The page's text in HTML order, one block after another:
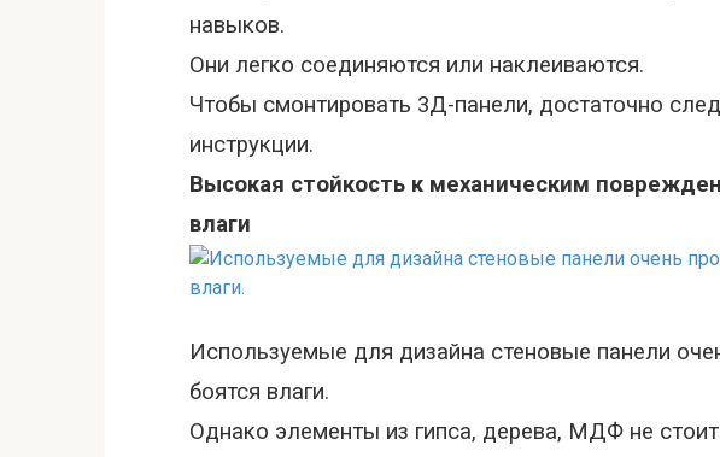
навыков.
Они легко соединяются или наклеиваются.
Чтобы смонтировать 3Д-панели, достаточно
инструкции.
Высокая стойкость к механическим
влаги
Используемые для дизайна стеновые панели
боятся влаги.
Однако элементы из гипса, дерева, МДФ не стоит